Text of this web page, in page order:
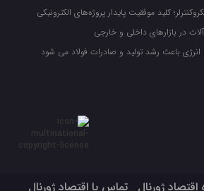
کلید موفقیت پایدار پروژه‌های الکترونیکی
در بازارهای داخلی و خارجی
باعث رشد تولید و صادرات فولاد می شود
اقتصاد ژورنال تماس با اقتصاد ژورنال